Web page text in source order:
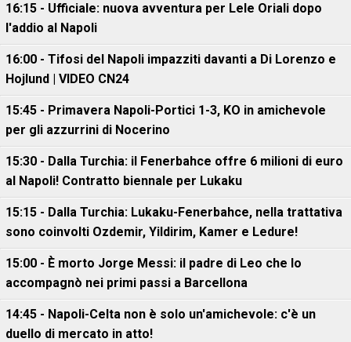
16:15 - Ufficiale: nuova avventura per Lele Oriali dopo
l'addio al Napoli
16:00 - Tifosi del Napoli impazziti davanti a Di Lorenzo e
Hojlund | VIDEO CN24
15:45 - Primavera Napoli-Portici 1-3, KO in amichevole
per gli azzurrini di Nocerino
15:30 - Dalla Turchia: il Fenerbahce offre 6 milioni di euro
al Napoli! Contratto biennale per Lukaku
15:15 - Dalla Turchia: Lukaku-Fenerbahce, nella trattativa
sono coinvolti Ozdemir, Yildirim, Kamer e Ledure!
15:00 - È morto Jorge Messi: il padre di Leo che lo
accompagnò nei primi passi a Barcellona
14:45 - Napoli-Celta non è solo un'amichevole: c'è un
duello di mercato in atto!